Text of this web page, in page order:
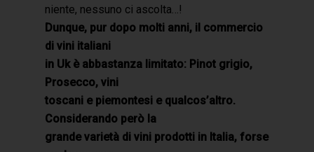
niente, nessuno ci ascolta…!
Dunque, pur dopo molti anni, il commercio
di vini italiani
in Uk è abbastanza limitato: Pinot grigio,
Prosecco, vini
toscani e piemontesi e qualcos’altro.
Considerando però la
grande varietà di vini prodotti in Italia, forse